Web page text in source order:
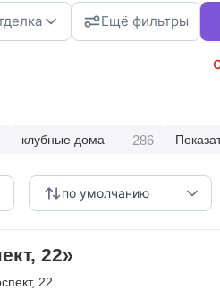
Ещё фильтры
клубные дома 286
по умолчанию
22»
, 22